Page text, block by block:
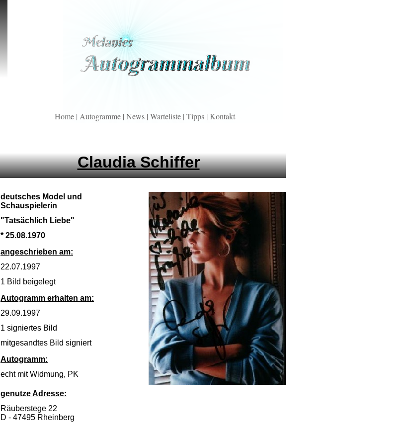
Claudia Schiffer
deutsches Model und
Schauspielerin
"Tatsächlich Liebe"
* 25.08.1970
angeschrieben am:
22.07.1997
1 Bild beigelegt
Autogramm erhalten am:
29.09.1997
1 signiertes Bild
mitgesandtes Bild signiert
Autogramm:
echt mit Widmung, PK
genutze Adresse:
Räuberstege 22
D - 47495 Rheinberg
Home | Autogramme | News | Warteliste | Tipps | Kontakt